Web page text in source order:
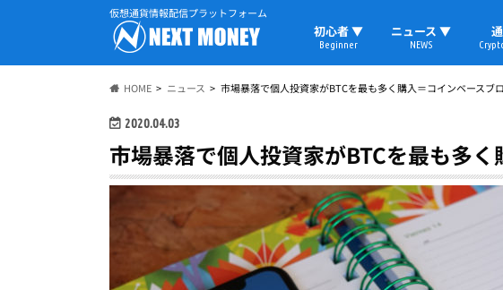
仮想通貨情報配信プラットフォーム
初心者 ▼
Beginner
ニュース ▼
NEWS
HOME ニュース 市場暴落で個人投資家がBTCを最も多く購入＝コインベースブ
2020.04.03
市場暴落で個人投資家がBTCを最も多